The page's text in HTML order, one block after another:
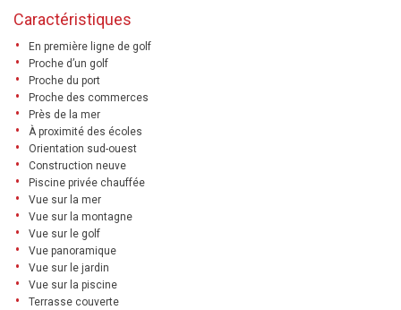
Caractéristiques
En première ligne de golf
Proche d’un golf
Proche du port
Proche des commerces
Près de la mer
À proximité des écoles
Orientation sud-ouest
Construction neuve
Piscine privée chauffée
Vue sur la mer
Vue sur la montagne
Vue sur le golf
Vue panoramique
Vue sur le jardin
Vue sur la piscine
Terrasse couverte